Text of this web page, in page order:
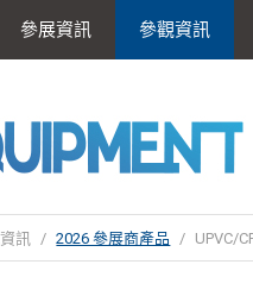
參展資訊 參觀資訊
訊 / 2026 參展商產品 / UPVC/